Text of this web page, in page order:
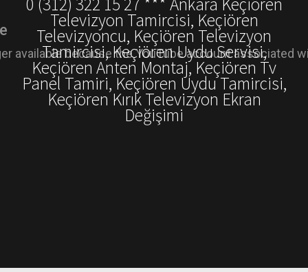
Televizyon Tamircisi, Keçiören
Televizyoncu, Keçiören Televizyon
Tamircisi, Keçiören Uydu Servisi,
Keçiören Anten Montaj, Keçiören Tv
Panel Tamiri, Keçiören Uydu Tamircisi,
Keçiören Kırık Televizyon Ekran
Değişimi